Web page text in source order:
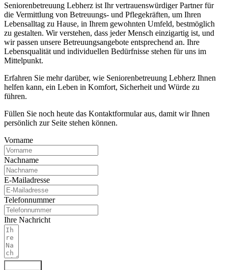
Seniorenbetreuung Lebherz ist Ihr vertrauenswürdiger Partner für
die Vermittlung von Betreuungs- und Pflegekräften, um Ihren
Lebensalltag zu Hause, in Ihrem gewohnten Umfeld, bestmöglich
zu gestalten. Wir verstehen, dass jeder Mensch einzigartig ist, und
wir passen unsere Betreuungsangebote entsprechend an. Ihre
Lebensqualität und individuellen Bedürfnisse stehen für uns im
Mittelpunkt.
Erfahren Sie mehr darüber, wie Seniorenbetreuung Lebherz Ihnen
helfen kann, ein Leben in Komfort, Sicherheit und Würde zu
führen.
Füllen Sie noch heute das Kontaktformular aus, damit wir Ihnen
persönlich zur Seite stehen können.
Vorname
Nachname
E-Mailadresse
Telefonnummer
Ihre Nachricht